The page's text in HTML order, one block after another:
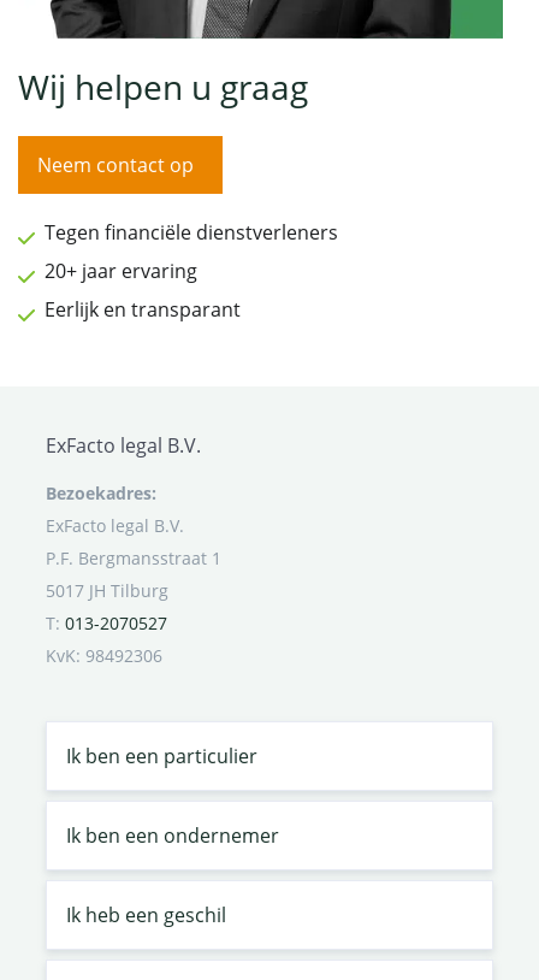
Wij helpen u graag
Neem contact op
Tegen financiële dienstverleners
20+ jaar ervaring
Eerlijk en transparant
ExFacto legal B.V.
Bezoekadres:
ExFacto legal B.V.
P.F. Bergmansstraat 1
5017 JH Tilburg
T: 013-2070527
KvK: 98492306
Ik ben een particulier
Ik ben een ondernemer
Ik heb een geschil